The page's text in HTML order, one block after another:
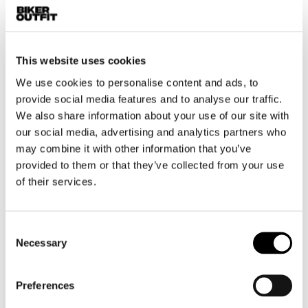
This website uses cookies
We use cookies to personalise content and ads, to
provide social media features and to analyse our traffic.
We also share information about your use of our site with
our social media, advertising and analytics partners who
may combine it with other information that you’ve
provided to them or that they’ve collected from your use
of their services.
Selection
Necessary
Preferences
Motor leggings dames
Motorhandschoenen dames
Motorlaarzen dames
Motorschoenen dames
MX
MX helmen
Overig